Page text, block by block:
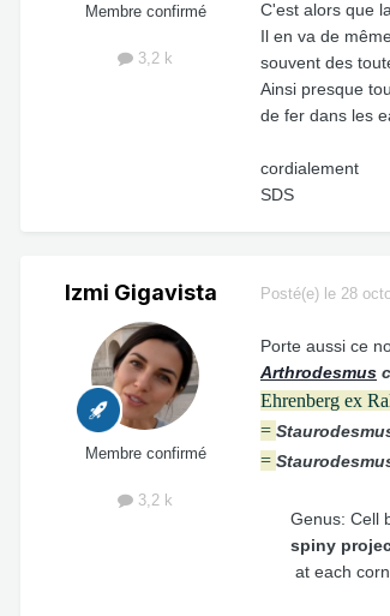
Membre confirmé
3,2 k
C'est alors que
Il en va de
souvent des
Ainsi presque
de fer dans les
cordialement
SDS
Izmi Gigavista
Membre confirmé
3,2 k
Posté(e) le 28
Porte aussi ce
Arthrodesmus
Ehrenberg ex
=
=
Genus: Cell
spiny
at each